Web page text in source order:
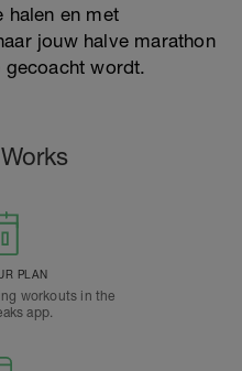
halen en met
jouw halve marathon
wordt.
PLAN
workouts in the
app.